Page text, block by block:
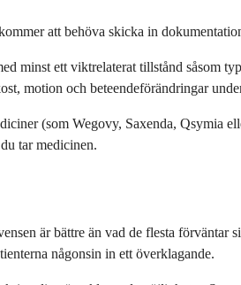
att behöva skicka in
ett viktrelaterat tillstånd såsom
motion och beteendeförändringar
(som Wegovy, Saxenda, Qsymia
tar medicinen.
är bättre än vad de flesta förväntar
någonsin in ett överklagande.